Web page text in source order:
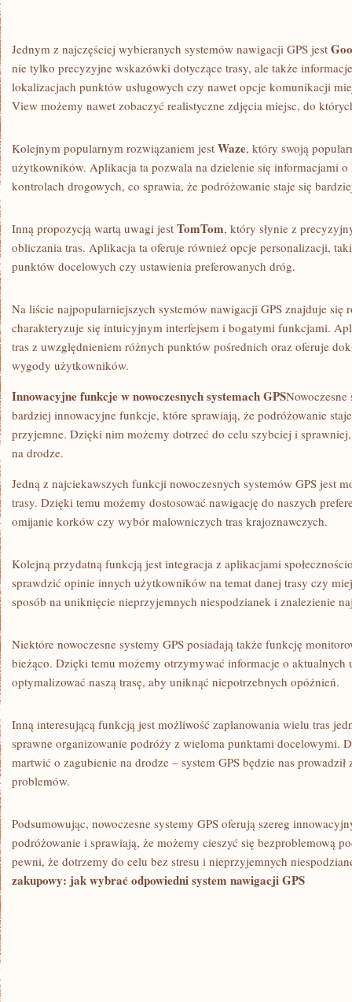
Jednym z najczęściej wybieranych systemów nawigacji GPS jest
nie tylko precyzyjne⁢ wskazówki dotyczące trasy, ale także
lokalizacjach punktów usługowych czy nawet opcje komunikacji⁣
View możemy nawet zobaczyć realistyczne‍ zdjęcia miejsc, ⁢do
Kolejnym popularnym rozwiązaniem⁢ jest Waze, który ‍swoją
użytkowników. Aplikacja ta pozwala na dzielenie się informacjami
kontrolach drogowych, co sprawia, że podróżowanie staje się
Inną propozycją wartą uwagi jest⁤ TomTom, ‍który ‌słynie z
obliczania tras. Aplikacja ta oferuje również opcje personalizacji,
punktów docelowych czy ustawienia preferowanych dróg.
Na ‌liście najpopularniejszych systemów nawigacji GPS znajduje się
charakteryzuje się intuicyjnym interfejsem i bogatymi funkcjami.
tras z uwzględnieniem ‍różnych punktów pośrednich oraz oferuje‌
wygody użytkowników.
Innowacyjne funkcje w⁢ nowoczesnych systemach GPSNowoczesne
bardziej innowacyjne funkcje, które sprawiają, że⁢ podróżowanie
przyjemne. Dzięki nim możemy‌ dotrzeć do celu szybciej i
na drodze.
Jedną z najciekawszych funkcji nowoczesnych systemów GPS jest‍
⁣trasy. Dzięki temu możemy dostosować nawigację do naszych
omijanie korków czy wybór malowniczych tras krajoznawczych.
Kolejną przydatną funkcją jest integracja z aplikacjami
sprawdzić opinie innych użytkowników na temat danej trasy czy
sposób na uniknięcie nieprzyjemnych niespodzianek i znalezienie
Niektóre nowoczesne systemy GPS posiadają także funkcję
bieżąco. Dzięki temu możemy otrzymywać informacje o aktualnych
optymalizować naszą trasę,‌ aby uniknąć niepotrzebnych⁤ opóźnień.
Inną interesującą funkcją⁢ jest możliwość zaplanowania wielu tras
sprawne organizowanie podróży z wieloma punktami docelowymi.⁣
martwić o zagubienie na drodze – system GPS będzie nas
problemów.
Podsumowując,⁤ nowoczesne systemy GPS oferują szereg
podróżowanie i sprawiają, że możemy cieszyć się‍ bezproblemową
pewni, że dotrzemy do celu bez stresu i nieprzyjemnych
zakupowy: jak​ wybrać odpowiedni system nawigacji GPS